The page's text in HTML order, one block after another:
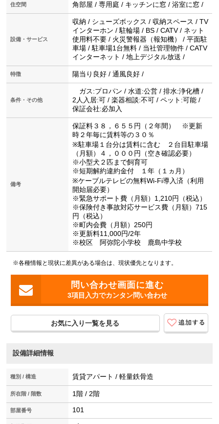
住空間 角部屋 / 専用庭 / キッチンに窓 / 浴室に窓 /
設備・サービス
収納 / シューズボックス / 収納スペース / TV
インターホン / 駐輪場 / BS / CATV / ネット
使用料不要 / 火災警報器（報知機） / 平面駐
車場 / 駐車場1台無料 / 当社管理物件 / CATV
インターネット / 地上デジタル放送 /
特徴 陽当り良好 / 通風良好 /
条件・その他
ガス:プロパン / 水道:公営 / 排水:浄化槽 /
2人入居:可 / 楽器相談:不可 / ペット:可能 /
保証会社:必加入
備考
保証料３８，６５５円（２年間） ※更新
時２年毎に賃料等の３０％
※駐車場１台分は賃料に含む ２台目駐車場
（月額）４，０００円（空き確認必要）
※小型犬２匹まで飼育可
※短期解約違約金付 １年（１ヵ月）
※ケーブルテレビの無料Wi-Fi導入済（利用
開始届必要）
※緊急サポート費（月額）1,210円（税込）
※保険付き事故対応サービス費（月額）715
円（税込）
※町内会費（月額）250円
※更新料11,000円/2年
※校区 阿弥陀小学校 鹿島中学校
※各種情報と現状に差異がある場合は、現状優先となります。
3項目入力でカンタン問い合わせ
お気に入り一覧を見る
設備詳細情報
種別 / 構造 賃貸アパート / 軽量鉄骨造
所在階 / 階数 1階 / 2階
101